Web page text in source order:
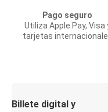
Pago seguro
Utiliza Apple Pay, Visa
tarjetas
Billete digital y